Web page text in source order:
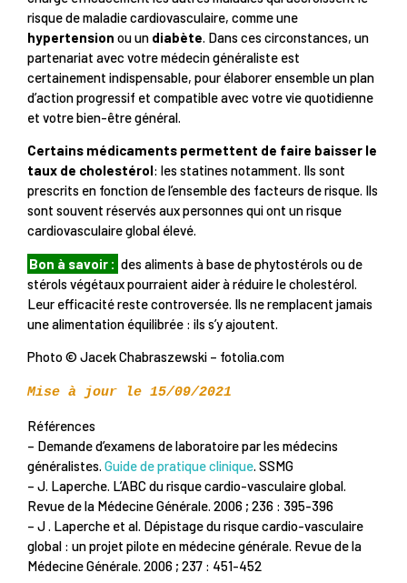
risque de maladie cardiovasculaire, comme une
hypertension ou un diabète. Dans ces circonstances, un
partenariat avec votre médecin généraliste est
certainement indispensable, pour élaborer ensemble un plan
d’action progressif et compatible avec votre vie quotidienne
et votre bien-être général.
Certains médicaments permettent de faire baisser le
taux de cholestérol: les statines notamment. Ils sont
prescrits en fonction de l’ensemble des facteurs de risque. Ils
sont souvent réservés aux personnes qui ont un risque
cardiovasculaire global élevé.
Bon à savoir : des aliments à base de phytostérols ou de
stérols végétaux pourraient aider à réduire le cholestérol.
Leur efficacité reste controversée. Ils ne remplacent jamais
une alimentation équilibrée : ils s’y ajoutent.
Photo © Jacek Chabraszewski – fotolia.com
Mise à jour le 15/09/2021
Références
– Demande d’examens de laboratoire par les médecins
généralistes. Guide de pratique clinique. SSMG
– J. Laperche. L’ABC du risque cardio-vasculaire global.
Revue de la Médecine Générale. 2006 ; 236 : 395-396
– J . Laperche et al. Dépistage du risque cardio-vasculaire
global : un projet pilote en médecine générale. Revue de la
Médecine Générale. 2006 ; 237 : 451-452